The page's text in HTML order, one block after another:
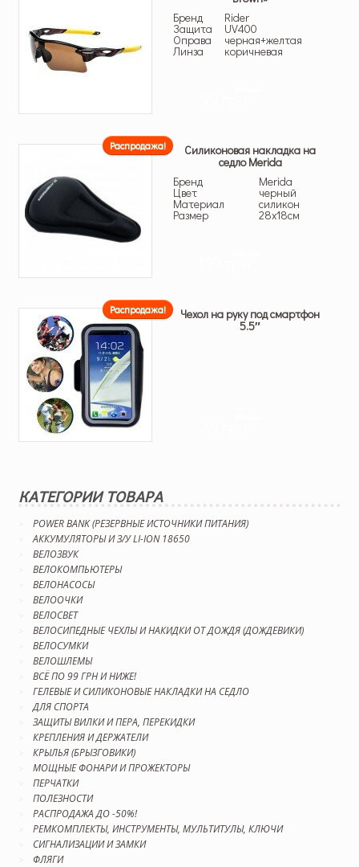
Бренд
Rider
Защита UV400
Оправа черная+желтая
Линза коричневая
Распродажа! Силиконовая накладка на
седло Merida
Бренд
Merida
Цвет черный
Материал силикон
Размер 28х18см
Распродажа! Чехол на руку под смартфон
5.5″
КАТЕГОРИИ ТОВАРА
POWER BANK (РЕЗЕРВНЫЕ ИСТОЧНИКИ ПИТАНИЯ)
АККУМУЛЯТОРЫ И З/У LI-ION 18650
ВЕЛОЗВУК
ВЕЛОКОМПЬЮТЕРЫ
ВЕЛОНАСОСЫ
ВЕЛООЧКИ
ВЕЛОСВЕТ
ВЕЛОСИПЕДНЫЕ ЧЕХЛЫ И НАКИДКИ ОТ ДОЖДЯ (ДОЖДЕВИКИ)
ВЕЛОСУМКИ
ВЕЛОШЛЕМЫ
ВСЁ ПО 99 ГРН И НИЖЕ!
ГЕЛЕВЫЕ И СИЛИКОНОВЫЕ НАКЛАДКИ НА СЕДЛО
ДЛЯ СПОРТА
ЗАЩИТЫ ВИЛКИ И ПЕРА, ПЕРЕКИДКИ
КРЕПЛЕНИЯ И ДЕРЖАТЕЛИ
КРЫЛЬЯ (БРЫЗГОВИКИ)
МОЩНЫЕ ФОНАРИ И ПРОЖЕКТОРЫ
ПЕРЧАТКИ
ПОЛЕЗНОСТИ
РАСПРОДАЖА ДО -50%!
РЕМКОМПЛЕКТЫ, ИНСТРУМЕНТЫ, МУЛЬТИТУЛЫ, КЛЮЧИ
СИГНАЛИЗАЦИИ И ЗАМКИ
ФЛЯГИ